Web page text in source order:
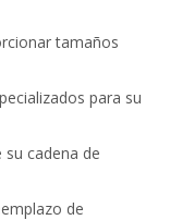
tamaños
para su
cadena de
de